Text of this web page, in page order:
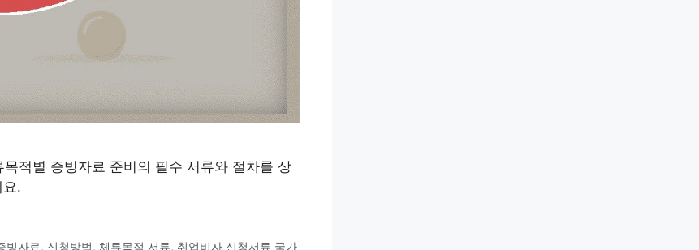
적별 증빙자료 준비의 필수 서류와 절차를 상
.
빙자료, 신청방법, 체류목적 서류, 취업비자 신청서류 국가